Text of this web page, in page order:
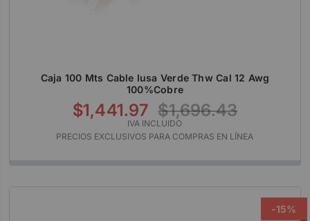
Caja 100 Mts Cable Iusa Verde Thw Cal 12 Awg
100%cobre
$1,441.97 $1,696.43
IVA INCLUIDO
PRECIOS EXCLUSIVOS PARA COMPRAS EN LÍNEA
-15%